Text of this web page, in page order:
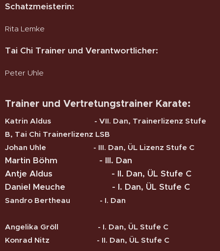
Schatzmeisterin:
Rita Lemke
Tai Chi Trainer und Verantwortlicher:
Peter Uhle
Trainer und Vertretungstrainer Karate:
Katrin Aldus - VII. Dan, Trainerlizenz Stufe
B, Tai Chi Trainerlizenz LSB
Johan Uhle - III. Dan, ÜL Lizenz Stufe C
Martin Böhm - III. Dan
Antje Aldus - II. Dan, ÜL Stufe C
Daniel Meuche - I. Dan, ÜL Stufe C
Sandro Bertheau - I. Dan
Angelika Gröll - I. Dan, ÜL Stufe C
Konrad Nitz - II. Dan, ÜL Stufe C